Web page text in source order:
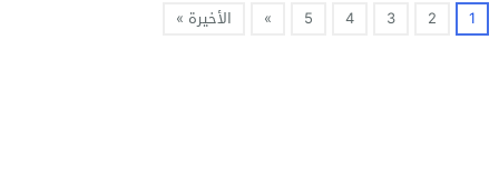
1
2
3
4
5
» الأخيرة »